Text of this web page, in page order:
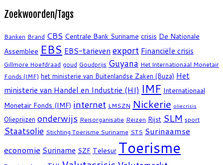
Zoekwoorden/Tags
Banken Brand CBS Centrale Bank Suriname crisis De Nationale
Assemblee EBS EBS-tarieven export Financiële crisis
Gillmore Hoefdraad goud Goudprijs Guyana Het Internationaal Monetair
Fonds (IMF) het ministerie van Buitenlandse Zaken (Buza) Het
ministerie van Handel en Industrie (HI) IMF Internationaal
Monetair Fonds (IMF) internet LMSZN Nickerie oliecrisis
Olieprijzen onderwijs Reisorganisatie Reizen Rijst SLM sport
Staatsolie Stichting Toerisme Suriname STS Surinaamse
economie Suriname SZF Telesur Toerisme